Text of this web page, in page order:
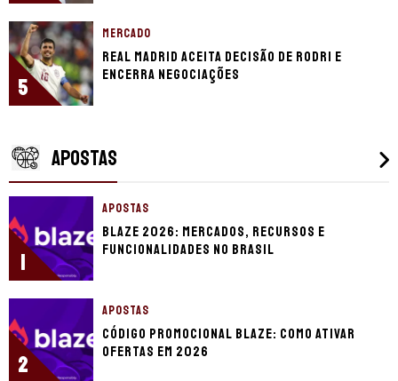
5
MERCADO
Real Madrid aceita decisão de Rodri e
encerra negociações
APOSTAS
1
APOSTAS
Blaze 2026: mercados, recursos e
funcionalidades no Brasil
2
APOSTAS
Código promocional Blaze: como ativar
ofertas em 2026